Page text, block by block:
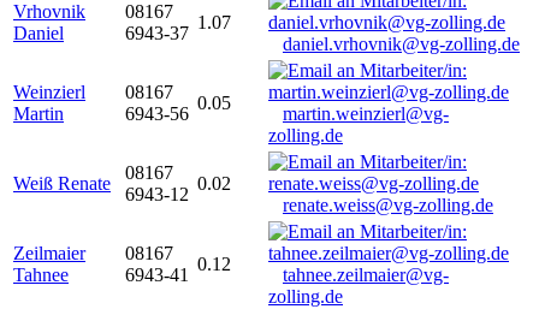
Vrhovnik
Daniel
08167
6943-37
1.07
daniel.vrhovnik@vg-zolling.de
Weinzierl
Martin
08167
6943-56
0.05
martin.weinzierl@vg-
zolling.de
Weiß Renate
08167
6943-12
0.02
renate.weiss@vg-zolling.de
Zeilmaier
Tahnee
08167
6943-41
0.12
tahnee.zeilmaier@vg-
zolling.de